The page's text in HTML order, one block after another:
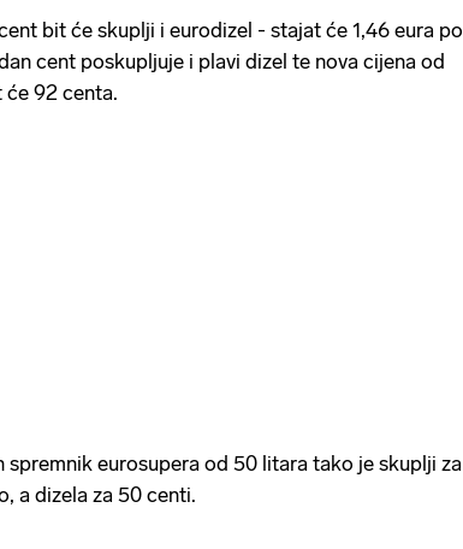
bit će skuplji i eurodizel - stajat će 1,46 eura po
cent poskupljuje i plavi dizel te nova cijena od
92 centa.
spremnik eurosupera od 50 litara tako je skuplji za
a dizela za 50 centi.